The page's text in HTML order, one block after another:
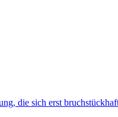
die sich erst